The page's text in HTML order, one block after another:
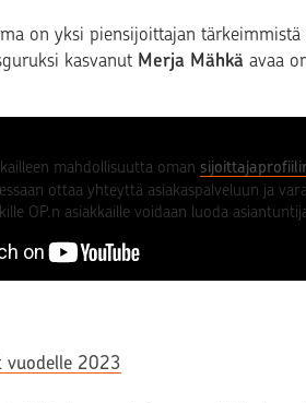
on yksi piensijoittajan
kasvanut Merja Mähkä avaa
mahdollisuutta oman
ottaa yhteyttä asiakaspalveluun ja
OP.n asiakkaille voidaan luoda
2023